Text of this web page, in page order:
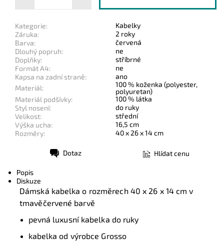
Kategorie:
Kabelky
Záruka:
2 roky
Barva:
červená
Dlouhý popruh:
ne
Doplňky:
stříbrné
Formát A4:
ne
Kapsa na zadní straně:
ano
Materiál:
100 % koženka (polyester,
polyuretan)
Materiál podšívky:
100 % látka
Styl nosení:
do ruky
Velikost:
střední
Výška ucha:
16,5 cm
Rozměry:
40 x 26 x 14 cm
Dotaz Hlídat cenu
Popis
Diskuze
Dámská kabelka o rozměrech 40 x 26 x 14 cm v
tmavěčervené barvě
pevná luxusní kabelka do ruky
kabelka od výrobce Grosso